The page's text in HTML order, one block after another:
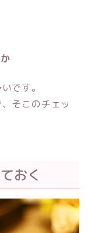
です。
そこのチェッ
おく